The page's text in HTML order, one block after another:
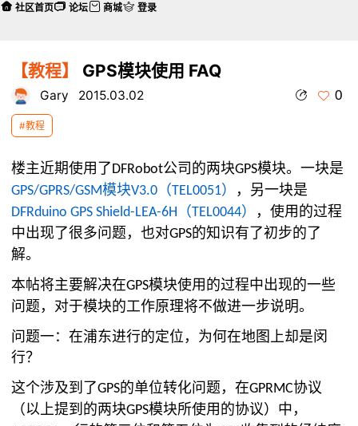
【教程】 GPS模块使用 FAQ
Gary 2015.03.02 0
#教程
楼主近期使用了 DFRobot公司的两块GPS模块。一块是
GPS/GPRS/GSM模块V3.0 （TEL0051） ，另一块是
DFRduino GPS Shield-LEA-6H （TEL0044）
，使用的过程
中出现了很多问题，也对GPS的知识有了初步的了
解。
本帖将主要解决在GPS模块使用的过程中出现的一些
问题，对于模块的工作原理将不做进一步说明。
问题一：在浦东进行的定位，为何在地图上却是闵
行？
这个涉及到了GPS的单位转化问题，在GPRMC协议
（以上提到的两块GPS模块所使用的协议）中，
社区首页 论坛 商城 登录